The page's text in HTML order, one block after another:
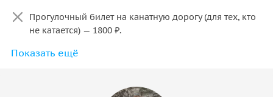
Прогулочный билет на канатную дорогу (для тех, кто
не катается) — 1800 ₽.
Аренда оборудования для катания — лыжи, сноуборд,
Ски-пасс на 1 день для катания — 2600 ₽ (подъёмник
Показать ещё